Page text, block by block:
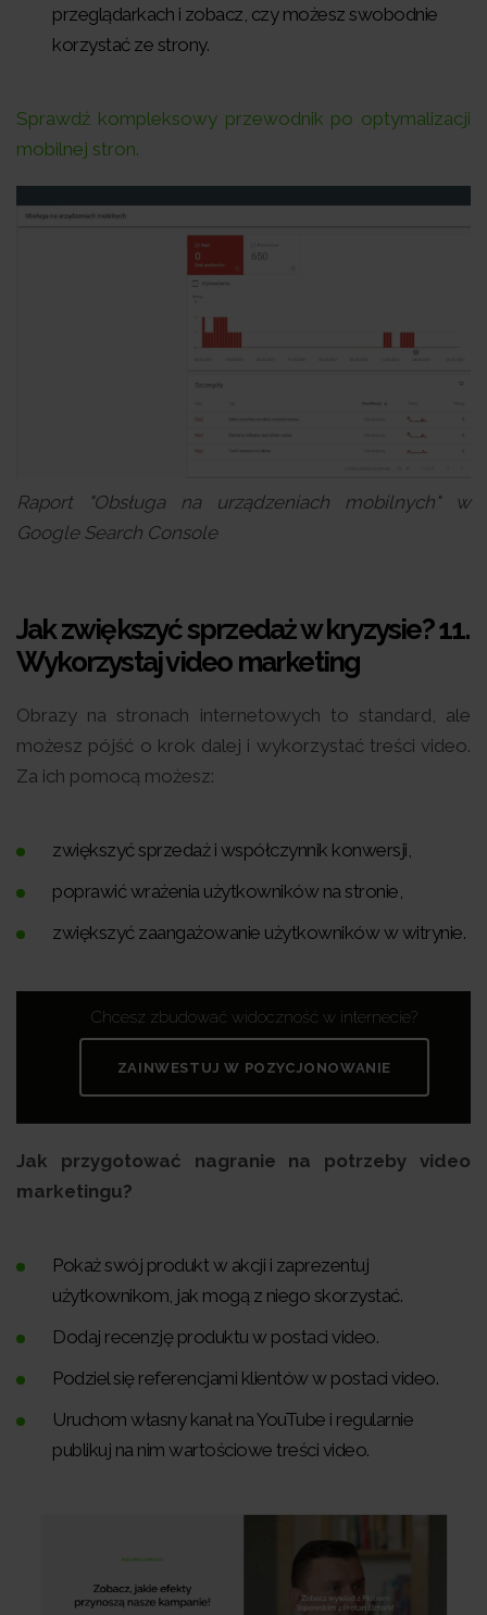
przeglądarkach i zobacz, czy możesz swobodnie
korzystać ze strony.
Sprawdź kompleksowy przewodnik po optymalizacji
mobilnej stron.
Raport "Obsługa na urządzeniach mobilnych" w
Google Search Console
Jak zwiększyć sprzedaż w kryzysie? 11.
Wykorzystaj video marketing
Obrazy na stronach internetowych to standard, ale
możesz pójść o krok dalej i wykorzystać treści video.
Za ich pomocą możesz:
zwiększyć sprzedaż i współczynnik konwersji,
poprawić wrażenia użytkowników na stronie,
zwiększyć zaangażowanie użytkowników w witrynie.
Chcesz zbudować widoczność w internecie?
ZAINWESTUJ W POZYCJONOWANIE
Jak przygotować nagranie na potrzeby video
marketingu?
Pokaż swój produkt w akcji i zaprezentuj
użytkownikom, jak mogą z niego skorzystać.
Dodaj recenzję produktu w postaci video.
Podziel się referencjami klientów w postaci video.
Uruchom własny kanał na YouTube i regularnie
publikuj na nim wartościowe treści video.